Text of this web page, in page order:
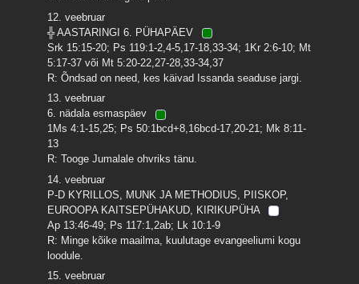
12. veebruar
╬ AASTARINGI 6. PÜHAPÄEV
Srk 15:15-20; Ps 119:1-2,4-5,17-18,33-34; 1Kr 2:6-10; Mt
5:17-37 või Mt 5:20-22,27-28,33-34,37
R: Õndsad on need, kes käivad Issanda seaduse jargi.
13. veebruar
6. nädala esmaspäev
1Ms 4:1-15,25; Ps 50:1bcd+8,16bcd-17,20-21; Mk 8:11-
13
R: Tooge Jumalale ohvriks tänu.
14. veebruar
P-D KYRILLOS, MUNK JA METHODIUS, PIISKOP,
EUROOPA KAITSEPÜHAKUD, KIRIKUPÜHA
Ap 13:46-49; Ps 117:1,2ab; Lk 10:1-9
R: Minge kõike maailma, kuulutage evangeeliumi kogu
loodule.
15. veebruar